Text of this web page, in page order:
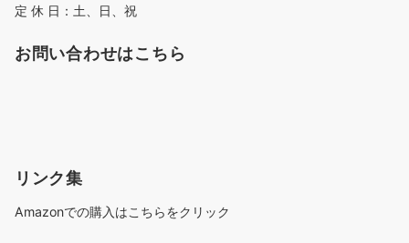
定 休 日：土、日、祝
お問い合わせはこちら
リンク集
Amazonでの購入はこちらをクリック